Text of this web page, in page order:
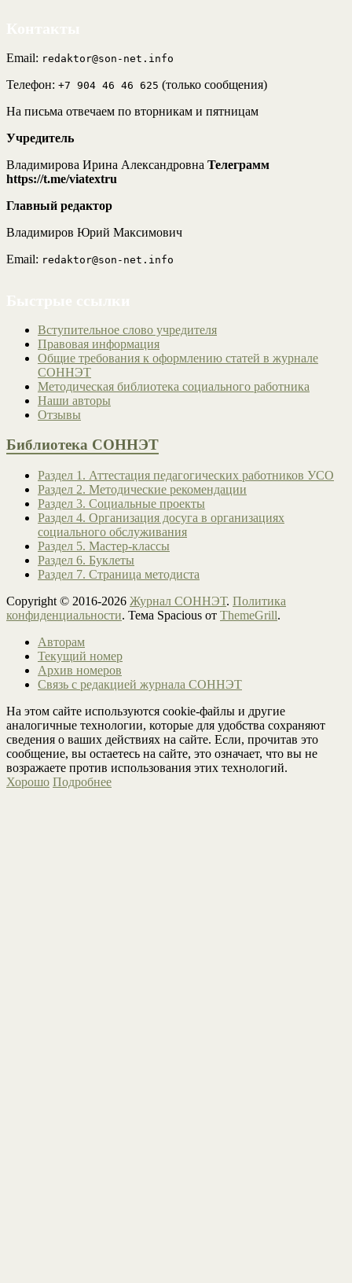
Email: redaktor@son-net.info
Телефон: +7 904 46 46 625 (только сообщения)
На письма отвечаем по вторникам и пятницам
Учредитель
Владимирова Ирина Александровна Телеграмм
https://t.me/viatextru
Главный редактор
Владимиров Юрий Максимович
Email: redaktor@son-net.info
Вступительное слово учредителя
Правовая информация
Общие требования к оформлению статей в журнале
СОННЭТ
Методическая библиотека социального работника
Наши авторы
Отзывы
Библиотека СОННЭТ
Раздел 1. Аттестация педагогических работников УСО
Раздел 2. Методические рекомендации
Раздел 3. Социальные проекты
Раздел 4. Организация досуга в организациях
социального обслуживания
Раздел 5. Мастер-классы
Раздел 6. Буклеты
Раздел 7. Страница методиста
Copyright © 2016-2026 Журнал СОННЭТ. Политика
конфиденциальности. Тема Spacious от ThemeGrill.
Авторам
Текущий номер
Архив номеров
Связь с редакцией журнала СОННЭТ
На этом сайте используются cookie-файлы и другие
аналогичные технологии, которые для удобства сохраняют
сведения о ваших действиях на сайте. Если, прочитав это
сообщение, вы остаетесь на сайте, это означает, что вы не
возражаете против использования этих технологий.
Хорошо Подробнее